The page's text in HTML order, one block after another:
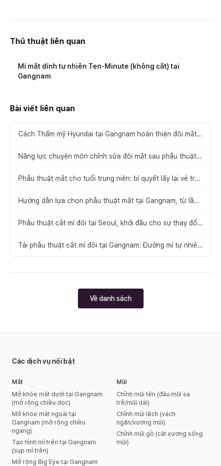
Thủ thuật liên quan
Mí mắt dính tự nhiên Ten-Minute (không cắt) tại
Gangnam
Bài viết liên quan
Cách Thẩm mỹ Hyundai tại Gangnam hoàn thiện đôi mắt
Năng lực chuyên môn chỉnh sửa đôi mắt sau phẫu thuật
Phẫu thuật mắt cho tuổi trung niên: bí quyết lấy lại vẻ trẻ
Hướng dẫn lựa chọn phẫu thuật mắt tại Gangnam, từ lần
Phẫu thuật cắt mí đôi tại Seoul, khởi đầu cho sự thay đổi
Tái phẫu thuật cắt mí đôi tại Gangnam: Đường mí tự nhiên
khiến bạn yêu ngay từ ánh nhìn đầu tiên
Về danh sách
Các dịch vụ nổi bật
Mắt
Mở khóe mắt dưới tại Gangnam
(mở rộng chiều dọc)
Mở khóe mắt ngoài tại
Gangnam (mở rộng chiều
ngang)
Tạo hình mí trên tại Gangnam
(sụp mí trên)
Mở rộng Big Eye tại Gangnam
Mũi
Chỉnh mũi tên (đầu mũi sa
trễ/mũi dài)
Chỉnh mũi lệch (vách
ngăn/xương mũi)
Chỉnh mũi gồ (cắt xương sống
mũi)